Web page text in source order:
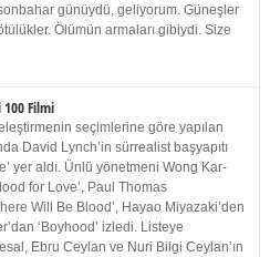
günüydü, geliyorum. Güneşler
Ölümün armaları gibiydi. Size
100 Filmi
seçimlerine göre yapılan
David Lynch’in sürrealist başyapıtı
yer aldı. Ünlü yönetmeni Wong Kar-
for Love’, Paul Thomas
Will Be Blood’, Hayao Miyazaki’den
‘Boyhood’ izledi. Listeye
Ebru Ceylan ve Nuri Bilgi Ceylan’ın